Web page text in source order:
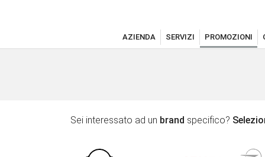
AZIENDA SERVIZI PROMOZIONI
Sei interessato ad un brand specifico?